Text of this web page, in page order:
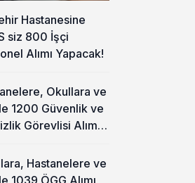
Hastanesine
siz 800 İşçi
Alımı Yapacak!
Okullara ve
1200 Güvenlik ve
Görevlisi Alımı
Hastanelere ve
1039 ÖGG Alımı